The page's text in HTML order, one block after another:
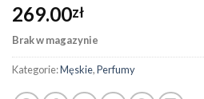
269.00zł
Brak w magazynie
Kategorie:Męskie,Perfumy